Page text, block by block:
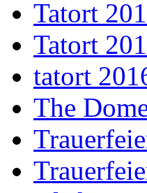
Tatort
Tatort
tatort
The